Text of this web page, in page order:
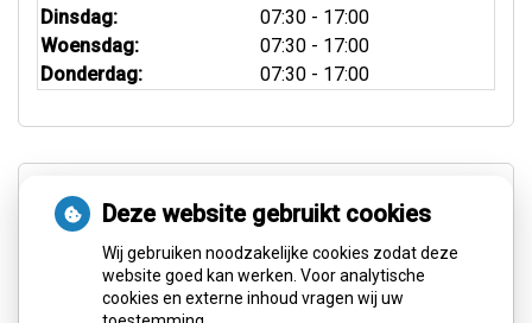
Dinsdag:
07:30 - 17:00
Woensdag:
07:30 - 17:00
Donderdag:
07:30 - 17:00
Aangesloten bij:
Deze website gebruikt cookies
Wij gebruiken noodzakelijke cookies zodat deze
website goed kan werken. Voor analytische
cookies en externe inhoud vragen wij uw